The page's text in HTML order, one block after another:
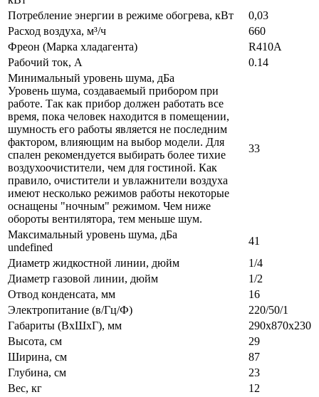
Потребление энергии в режиме обогрева, кВт
0,03
Расход воздуха, м³/ч
660
Фреон (Марка хладагента)
R410A
Рабочий ток, А
0.14
Минимальный уровень шума, дБа
Уровень шума, создаваемый прибором при
работе. Так как прибор должен работать все
время, пока человек находится в помещении,
шумность его работы является не последним
фактором, влияющим на выбор модели. Для
спален рекомендуется выбирать более тихие
воздухоочистители, чем для гостиной. Как
правило, очистители и увлажнители воздуха
имеют несколько режимов работы некоторые
оснащены "ночным" режимом. Чем ниже
обороты вентилятора, тем меньше шум.
33
Максимальный уровень шума, дБа
undefined
41
Диаметр жидкостной линии, дюйм
1/4
Диаметр газовой линии, дюйм
1/2
Отвод конденсата, мм
16
Электропитание (в/Гц/Ф)
220/50/1
Габариты (ВxШxГ), мм
290х870х230
Высота, см
29
Ширина, см
87
Глубина, см
23
Вес, кг
12